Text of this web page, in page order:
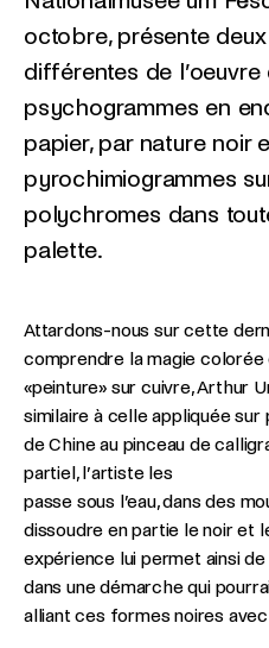
octobre, présente
différentes de l’oeuvre
psychogrammes en
papier, par nature noir
pyrochimiogrammes
polychromes dans
palette.
Attardons-nous sur cette
comprendre la magie colorée
«peinture» sur cuivre, Arthur
similaire à celle appliquée sur
de Chine au pinceau de
partiel, l’artiste les
passe sous l’eau, dans des
dissoudre en partie le noir et
expérience lui permet ainsi
dans une démarche qui
alliant ces formes noires